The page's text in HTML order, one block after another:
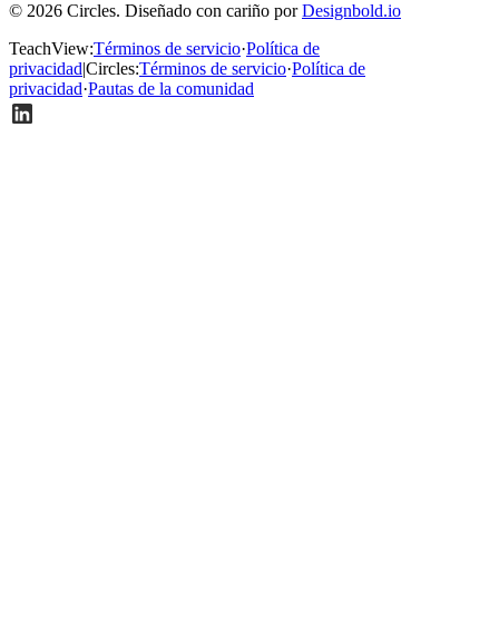
© 2026 Circles. Diseñado con cariño por Designbold.io
TeachView:Términos de servicio·Política de
privacidad|Circles:Términos de servicio·Política de
privacidad·Pautas de la comunidad